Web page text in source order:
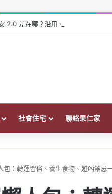
2.0 差在哪？沿用、撤案重申請一次看
社會住宅 聯絡果仁家
包：轉運習俗、養生食物、避凶禁忌